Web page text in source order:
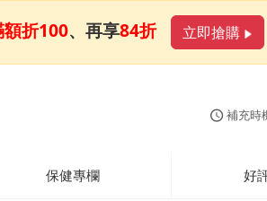
額折100、再享84折 立即搶購
補充時
保健專欄 好